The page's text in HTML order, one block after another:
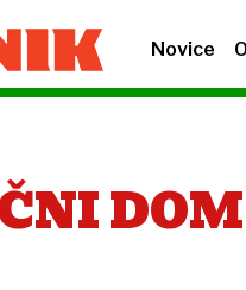
Novice
DOM